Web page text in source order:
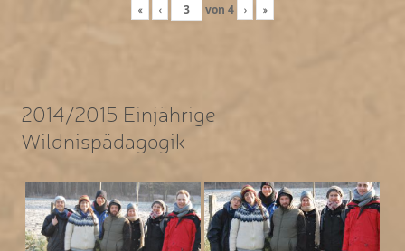
« ‹ von 4 › »
2014/2015 Einjährige
Wildnispädagogik